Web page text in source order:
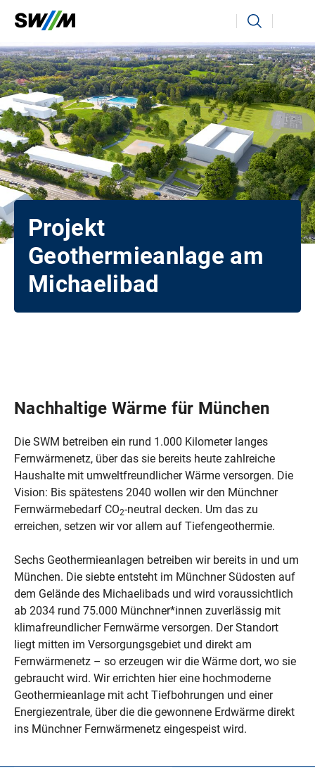
Ihr Suchbegriff Suchen
Projekt
Geothermieanlage am
Michaelibad
Nachhaltige Wärme für München
Die SWM betreiben ein rund 1.000 Kilometer langes
Fernwärmenetz, über das sie bereits heute zahlreiche
Haushalte mit umweltfreundlicher Wärme versorgen. Die
Vision: Bis spätestens 2040 wollen wir den Münchner
Fernwärmebedarf CO2-neutral decken. Um das zu
erreichen, setzen wir vor allem auf Tiefengeothermie.
Sechs Geothermieanlagen betreiben wir bereits in und um
München. Die siebte entsteht im Münchner Südosten auf
dem Gelände des Michaelibads und wird voraussichtlich
ab 2034 rund 75.000 Münchner*innen zuverlässig mit
klimafreundlicher Fernwärme versorgen. Der Standort
liegt mitten im Versorgungsgebiet und direkt am
Fernwärmenetz – so erzeugen wir die Wärme dort, wo sie
gebraucht wird. Wir errichten hier eine hochmoderne
Geothermieanlage mit acht Tiefbohrungen und einer
Energiezentrale, über die die gewonnene Erdwärme direkt
ins Münchner Fernwärmenetz eingespeist wird.